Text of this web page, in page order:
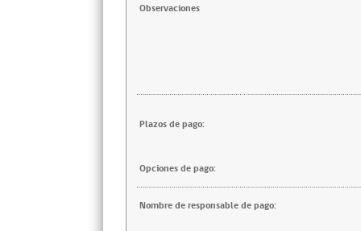
Observaciones
Plazos de pago:
Opciones de pago:
Nombre de responsable de pago: